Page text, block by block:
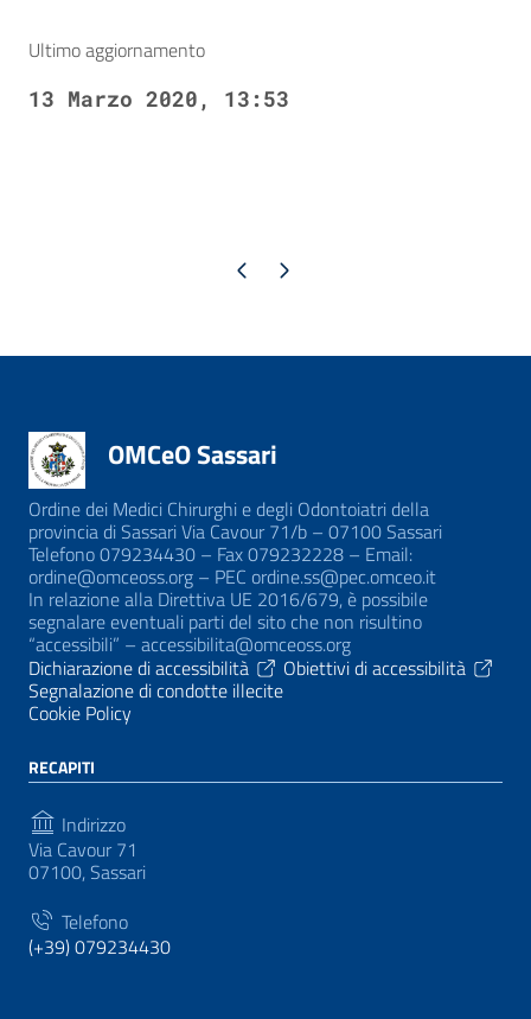
Ultimo aggiornamento
13 Marzo 2020, 13:53
Pagina precedente
Pagina successiva
OMCeO Sassari
Ordine dei Medici Chirurghi e degli Odontoiatri della
provincia di Sassari Via Cavour 71/b – 07100 Sassari
Telefono 079234430 – Fax 079232228 – Email:
ordine@omceoss.org – PEC ordine.ss@pec.omceo.it
In relazione alla Direttiva UE 2016/679, è possibile
segnalare eventuali parti del sito che non risultino
“accessibili” – accessibilita@omceoss.org
Dichiarazione di accessibilità
Obiettivi di accessibilità
Segnalazione di condotte illecite
Cookie Policy
RECAPITI
Indirizzo
Via Cavour 71
07100, Sassari
Telefono
(+39) 079234430